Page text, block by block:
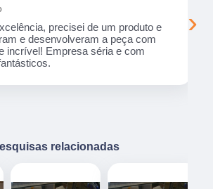
precisei de um produto e
e desenvolveram a peça com
incrível! Empresa séria e com
›
relacionadas